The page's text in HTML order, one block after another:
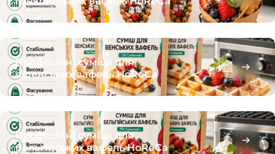
Професійні суміші для
віденських вафель HoReCa
Професійні суміші для
бельгійських вафель HoReCa